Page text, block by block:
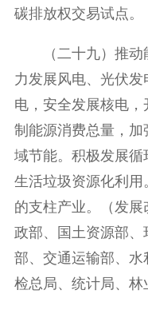
碳排放权交易试点。
（二十九）推
力发展风电、光伏
电，安全发展核电
制能源消费总量，
域节能。积极发展
生活垃圾资源化利
的支柱产业。（发
政部、国土资源部
部、交通运输部、
检总局、统计局、林